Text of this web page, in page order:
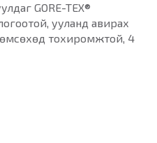
GORE-TEX®
ууланд авирах
өмсөхөд тохиромжтой, 4